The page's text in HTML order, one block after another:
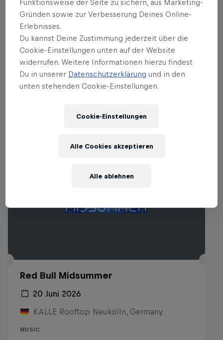
Bull Music Academy am Start. Performen
werden die Absolventen Brandt Brauer
Frick, Illum Sphere, Evian Christ und Xxxy.
Red Bull Midsummer
20 Juni 2026
KALLE Rooftop Neukölln, Germany
MUSIC
Funktionsweise der Seite zu sichern, aus Marketing-
Gründen sowie zur Verbesserung Deines Online-
Erlebnisses.
Du kannst Deine Zustimmung jederzeit über die
Cookie-Einstellungen unten auf der Website
widerrufen. Weitere Informationen hierzu findest
Du in unserer Datenschutzerklärung und in den
unten stehenden Cookie-Einstellungen.
Cookie-Einstellungen
Alle ablehnen
Alle Cookies akzeptieren